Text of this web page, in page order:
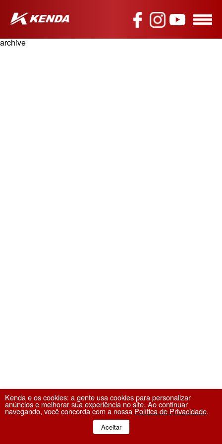
archive
Kenda e os cookies: a gente usa cookies para personalizar
anúncios e melhorar sua experiência no site. Ao continuar
navegando, você concorda com a nossa Política de Privacidade.
Aceitar